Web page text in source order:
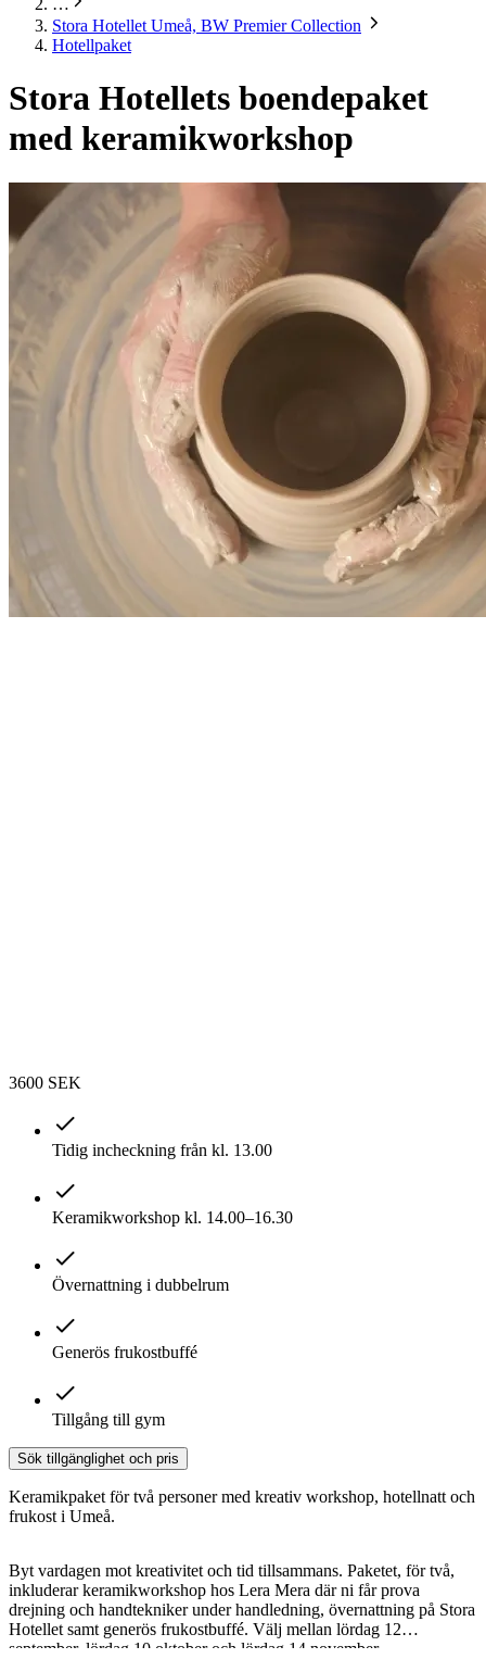
Stora Hotellet Umeå, BW Premier Collection
Hotellpaket
Stora Hotellets boendepaket
med keramikworkshop
3600 SEK
Tidig incheckning från kl. 13.00
Keramikworkshop kl. 14.00–16.30
Övernattning i dubbelrum
Generös frukostbuffé
Tillgång till gym
Sök tillgänglighet och pris
Keramikpaket för två personer med kreativ workshop, hotellnatt och
frukost i Umeå.
Byt vardagen mot kreativitet och tid tillsammans. Paketet, för två,
inkluderar keramikworkshop hos Lera Mera där ni får prova
drejning och handtekniker under handledning, övernattning på Stora
Hotellet samt generös frukostbuffé. Välj mellan lördag 12
september, lördag 10 oktober och lördag 14 november.